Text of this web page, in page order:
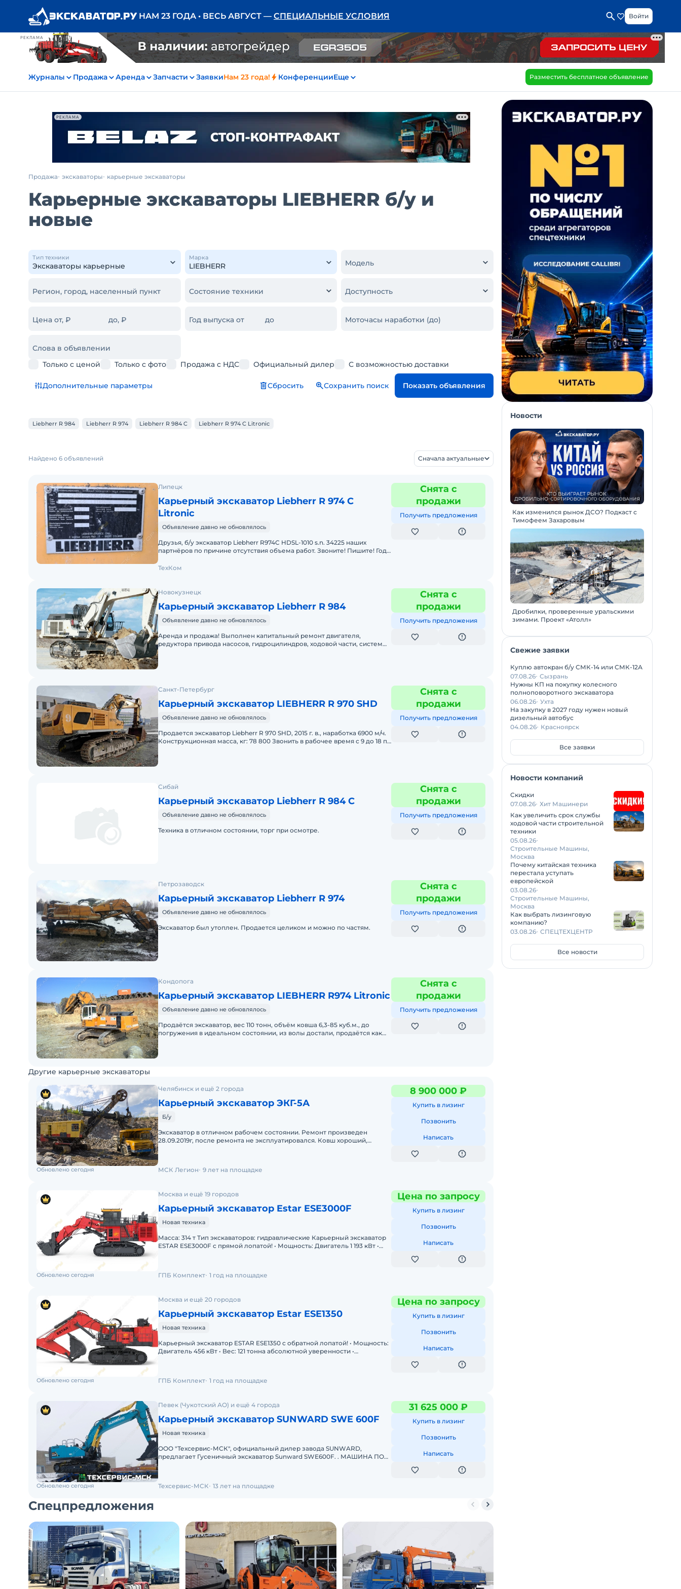
РЕКЛАМА
НАМ 23 ГОДА • ВЕСЬ АВГУСТ — СПЕЦИАЛЬНЫЕ УСЛОВИЯ Войти
Журналы Продажа Аренда Запчасти ЗаявкиНам 23 года! КонференцииЕще Разместить бесплатное объявление
РЕКЛАМА
Продажа экскаваторы карьерные экскаваторы
Карьерные экскаваторы LIEBHERR б/у и
новые
Тип техники Марка
Модель
Регион, город, населенный пункт Состояние техники Доступность
Цена от, ₽ до, ₽ Год выпуска от до Моточасы наработки (до)
Слова в объявлении
Только с ценой
Только с фото Продажа с НДС Официальный дилер С возможностью доставки
Дополнительные параметры Сбросить Сохранить поиск Показать объявления
Liebherr R 984 Liebherr R 974 Liebherr R 984 C Liebherr R 974 C Litronic
Найдено 6 объявлений Сначала актуальные
Липецк
Карьерный экскаватор Liebherr R 974 C
Litronic
Объявление давно не обновлялось
Друзья, б/у экскаватор Liebherr R974C HDSL-1010 s.n. 34225 наших
партнёров по причине отсутствия объема работ. Звоните! Пишите! Год
Снята с
продажи
Получить предложения
ТехКом
Новокузнецк
Карьерный экскаватор Liebherr R 984
Объявление давно не обновлялось
Аренда и продажа! Выполнен капитальный ремонт двигателя,
редуктора привода насосов, гидроцилиндров, ходовой части, системы
Снята с
продажи
Получить предложения
Санкт-Петербург
Карьерный экскаватор LIEBHERR R 970 SHD
Объявление давно не обновлялось
Продается экскаватор Liebherr R 970 SHD, 2015 г. в., наработка 6900 м/ч.
Конструкционная масса, кг: 78 800 Звонить в рабочее время с 9 до 18 по
Снята с
продажи
Получить предложения
Сибай
Карьерный экскаватор Liebherr R 984 C
Объявление давно не обновлялось
Техника в отличном состоянии, торг при осмотре.
Снята с
продажи
Получить предложения
Петрозаводск
Карьерный экскаватор Liebherr R 974
Объявление давно не обновлялось
Экскаватор был утоплен. Продается целиком и можно по частям.
Снята с
продажи
Получить предложения
Кондопога
Карьерный экскаватор LIEBHERR R974 Litronic
Объявление давно не обновлялось
Продаётся экскаватор, вес 110 тонн, объём ковша 6,3-85 куб.м., до
погружения в идеальном состоянии, из волы достали, продаётся как
Снята с
продажи
Получить предложения
Другие карьерные экскаваторы
Челябинск и ещё 2 города
Карьерный экскаватор ЭКГ-5А
Б/у
Экскаватор в отличном рабочем состоянии. Ремонт произведен
28.09.2019г, после ремонта не эксплуатировался. Ковш хороший,
8 900 000 ₽
Купить в лизинг
Позвонить
Написать
Обновлено сегодня МСК Легион 9 лет на площадке
Москва и ещё 19 городов
Карьерный экскаватор Estar ESE3000F
Новая техника
Масса: 314 т Тип экскаваторов: гидравлические Карьерный экскаватор
ESTAR ESE3000F с прямой лопатой! • Мощность: Двигатель 1 193 кВт •
Цена по запросу
Купить в лизинг
Позвонить
Написать
Обновлено сегодня ГПБ Комплект 1 год на площадке
Москва и ещё 20 городов
Карьерный экскаватор Estar ESE1350
Новая техника
Карьерный экскаватор ESTAR ESE1350 с обратной лопатой! • Мощность:
Двигатель 456 кВт • Вес: 121 тонна абсолютной уверенности •
Цена по запросу
Купить в лизинг
Позвонить
Написать
Обновлено сегодня ГПБ Комплект 1 год на площадке
Певек (Чукотский АО) и ещё 4 города
Карьерный экскаватор SUNWARD SWE 600F
Новая техника
ООО "Техсервис-МСК", официальный дилер завода SUNWARD,
предлагает Гусеничный экскаватор Sunward SWE600F. . МАШИНА ПОД
31 625 000 ₽
Купить в лизинг
Позвонить
Написать
Обновлено сегодня Техсервис-МСК 13 лет на площадке
Спецпредложения
Новости
Как изменился рынок ДСО? Подкаст с
Тимофеем Захаровым
Дробилки, проверенные уральскими
зимами. Проект «Атолл»
Свежие заявки
Куплю автокран б/у СМК-14 или СМК-12А
07.08.26 Сызрань
Нужны КП на покупку колесного
полноповоротного экскаватора
06.08.26 Ухта
На закупку в 2027 году нужен новый
дизельный автобус
04.08.26 Красноярск
Все заявки
Новости компаний
Скидки
07.08.26 Хит Машинери
Как увеличить срок службы
ходовой части строительной
техники
05.08.26
Строительные Машины,
Москва
Почему китайская техника
перестала уступать
европейской
03.08.26
Строительные Машины,
Москва
Как выбрать лизинговую
компанию?
03.08.26 СПЕЦТЕХЦЕНТР
Все новости